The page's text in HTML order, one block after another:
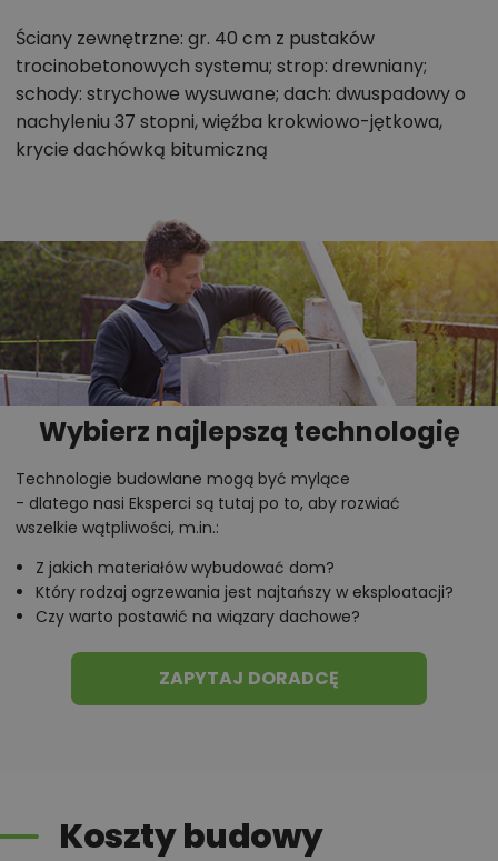
Ściany zewnętrzne: gr. 40 cm z pustaków
trocinobetonowych systemu; strop: drewniany;
schody: strychowe wysuwane; dach: dwuspadowy o
nachyleniu 37 stopni, więźba krokwiowo-jętkowa,
krycie dachówką bitumiczną
Wybierz najlepszą technologię
Technologie budowlane mogą być mylące
- dlatego nasi Eksperci są tutaj po to, aby rozwiać
wszelkie wątpliwości, m.in.:
Z jakich materiałów wybudować dom?
Który rodzaj ogrzewania jest najtańszy w eksploatacji?
Czy warto postawić na wiązary dachowe?
ZAPYTAJ DORADCĘ
Koszty budowy